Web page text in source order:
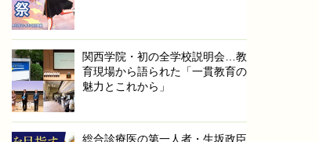
関西学院・初の全学校説明会…教
育現場から語られた「一貫教育の
魅力とこれから」
総合診療医の第一人者・生坂政臣